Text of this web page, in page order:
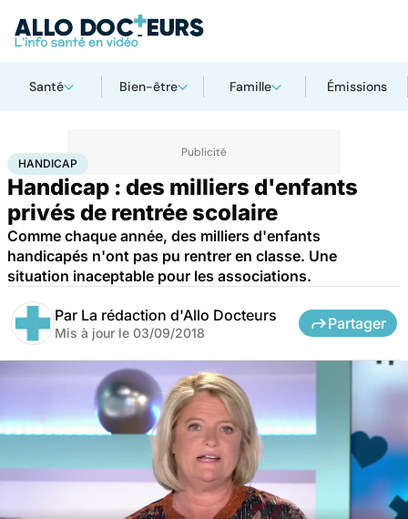
Santé Bien-être Famille Émissions
AccueilSanté Maladies
HANDICAP
Handicap : des milliers d'enfants
privés de rentrée scolaire
Comme chaque année, des milliers d'enfants
handicapés n'ont pas pu rentrer en classe. Une
situation inaceptable pour les associations.
Par La rédaction d'Allo Docteurs
Mis à jour le 03/09/2018
Partager